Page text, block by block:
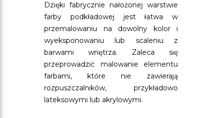
Dzięki fabrycznie nałożonej warstwie
farby podkładowej jest łatwa w
przemalowaniu na dowolny kolor i
wyeksponowaniu lub scaleniu z
barwami wnętrza. Zaleca się
przeprowadzić malowanie elementu
farbami, które nie zawierają
rozpuszczalników, przykładowo
lateksowymi lub akrylowymi.